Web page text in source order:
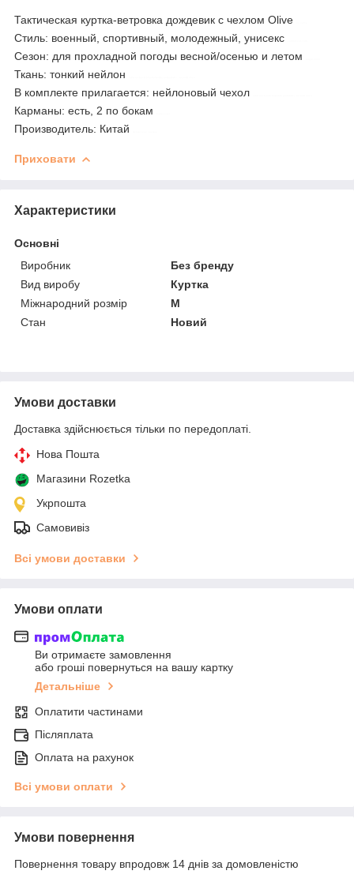
Тактическая куртка-ветровка дождевик с чехлом Olive
Стиль: военный, спортивный, молодежный, унисекс
Сезон: для прохладной погоды весной/осенью и летом
Ткань: тонкий нейлон
В комплекте прилагается: нейлоновый чехол
Карманы: есть, 2 по бокам
Производитель: Китай
Приховати
Характеристики
Основні
Виробник
Без бренду
Вид виробу
Куртка
Міжнародний розмір
M
Стан
Новий
Умови доставки
Доставка здійснюється тільки по передоплаті.
Нова Пошта
Магазини Rozetka
Укрпошта
Самовивіз
Всі умови доставки
Умови оплати
Ви отримаєте замовлення
або гроші повернуться на вашу картку
Детальніше
Оплатити частинами
Післяплата
Оплата на рахунок
Всі умови оплати
Умови повернення
Повернення товару впродовж 14 днів за домовленістю